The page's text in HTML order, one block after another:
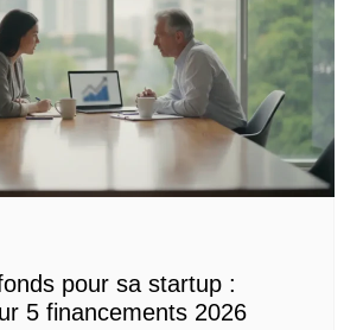
pour sa startup :
5 financements 2026